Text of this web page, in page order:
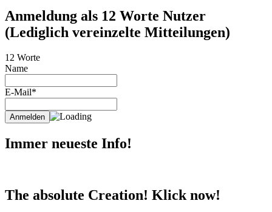
Anmeldung als 12 Worte Nutzer
(Lediglich vereinzelte Mitteilungen)
12 Worte
Name
E-Mail*
Immer neueste Info!
The absolute Creation! Klick now!